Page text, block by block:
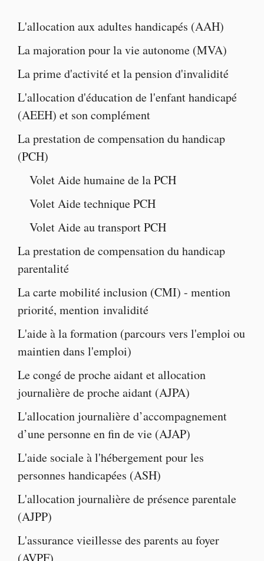
L'allocation aux adultes handicapés (AAH)
La majoration pour la vie autonome (MVA)
Laprime d'activitéet lapension d'invalidité
L'allocation d'éducation de l'enfant handicapé
(AEEH) et son complément
Laprestation de compensation du handicap
(PCH)
VoletAide humaine de la PCH
VoletAide technique PCH
VoletAide au transport PCH
Laprestation de compensation du handicap
parentalité
Lacarte mobilité inclusion (CMI) - mention
priorité, mention invalidité
L'aide à la formation (parcours vers l'emploi ou
maintien dans l'emploi)
Lecongé de proche aidantetallocation
journalière de proche aidant (AJPA)
L'allocation journalière d’accompagnement
d’une personne en fin de vie (AJAP)
L'aide sociale à l'hébergement pour les
personnes handicapées (ASH)
L'allocation journalière de présence parentale
(AJPP)
L'assurance vieillesse des parents au foyer
(AVPF)